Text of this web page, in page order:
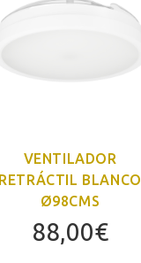
VENTILADOR
RETRÁCTIL BLANCO
Ø98CMS
88,00€